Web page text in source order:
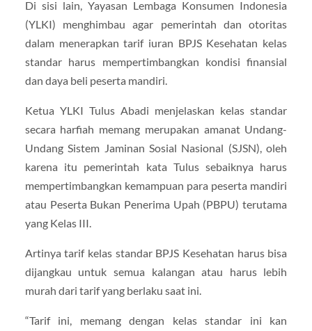
Di sisi lain, Yayasan Lembaga Konsumen Indonesia
(YLKI) menghimbau agar pemerintah dan otoritas
dalam menerapkan tarif iuran BPJS Kesehatan kelas
standar harus mempertimbangkan kondisi finansial
dan daya beli peserta mandiri.
Ketua YLKI Tulus Abadi menjelaskan kelas standar
secara harfiah memang merupakan amanat Undang-
Undang Sistem Jaminan Sosial Nasional (SJSN), oleh
karena itu pemerintah kata Tulus sebaiknya harus
mempertimbangkan kemampuan para peserta mandiri
atau Peserta Bukan Penerima Upah (PBPU) terutama
yang Kelas III.
Artinya tarif kelas standar BPJS Kesehatan harus bisa
dijangkau untuk semua kalangan atau harus lebih
murah dari tarif yang berlaku saat ini.
“Tarif ini, memang dengan kelas standar ini kan